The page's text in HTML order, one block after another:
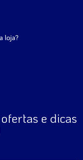
loja?
e dicas